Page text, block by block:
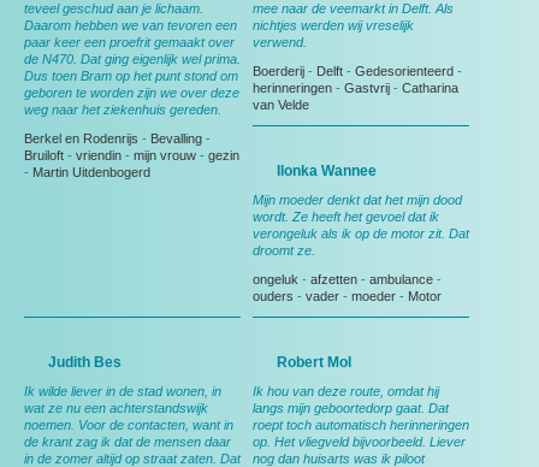
teveel geschud aan je lichaam.
Daarom hebben we van tevoren een
paar keer een proefrit gemaakt over
de N470. Dat ging eigenlijk wel prima.
Dus toen Bram op het punt stond om
geboren te worden zijn we over deze
weg naar het ziekenhuis gereden.
Berkel en Rodenrijs - Bevalling -
Bruiloft - vriendin - mijn vrouw - gezin
- Martin Uitdenbogerd
mee naar de veemarkt in Delft. Als
nichtjes werden wij vreselijk
verwend.
Boerderij - Delft - Gedesorienteerd -
herinneringen - Gastvrij - Catharina
van Velde
Ilonka Wannee
Mijn moeder denkt dat het mijn dood
wordt. Ze heeft het gevoel dat ik
verongeluk als ik op de motor zit. Dat
droomt ze.
ongeluk - afzetten - ambulance -
ouders - vader - moeder - Motor
Judith Bes
Ik wilde liever in de stad wonen, in
wat ze nu een achterstandswijk
noemen. Voor de contacten, want in
de krant zag ik dat de mensen daar
in de zomer altijd op straat zaten. Dat
Robert Mol
Ik hou van deze route, omdat hij
langs mijn geboortedorp gaat. Dat
roept toch automatisch herinneringen
op. Het vliegveld bijvoorbeeld. Liever
nog dan huisarts was ik piloot